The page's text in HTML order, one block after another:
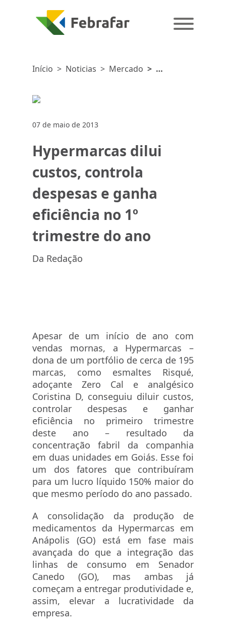
Início > Noticias > Mercado >
no 1º
07 de maio de 2013
Hypermarcas dilui
custos, controla
despesas e ganha
eficiência no 1º
trimestre do ano
Da Redação
Apesar de um início de ano com
vendas mornas, a Hypermarcas –
dona de um portfólio de cerca de 195
marcas, como esmaltes Risqué,
adoçante Zero Cal e analgésico
Coristina D, conseguiu diluir custos,
controlar despesas e ganhar
eficiência no primeiro trimestre
deste ano – resultado da
concentração fabril da companhia
em duas unidades em Goiás. Esse foi
um dos fatores que contribuíram
para um lucro líquido 150% maior do
que mesmo período do ano passado.
A consolidação da produção de
medicamentos da Hypermarcas em
Anápolis (GO) está em fase mais
avançada do que a integração das
linhas de consumo em Senador
Canedo (GO), mas ambas já
começam a entregar produtividade e,
assim, elevar a lucratividade da
empresa.